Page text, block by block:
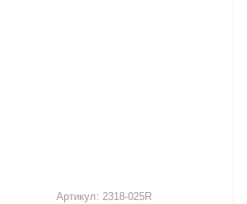
Артикул: 2318-025R